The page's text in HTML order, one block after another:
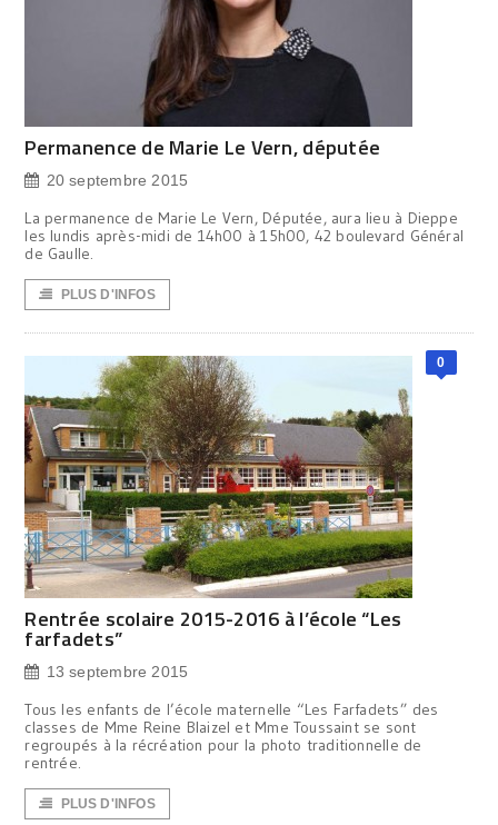
Permanence de Marie Le Vern, députée
20 septembre 2015
La permanence de Marie Le Vern, Députée, aura lieu à Dieppe
les lundis après-midi de 14h00 à 15h00, 42 boulevard Général
de Gaulle.
PLUS D'INFOS
0
Rentrée scolaire 2015-2016 à l’école “Les
farfadets”
13 septembre 2015
Tous les enfants de l’école maternelle “Les Farfadets” des
classes de Mme Reine Blaizel et Mme Toussaint se sont
regroupés à la récréation pour la photo traditionnelle de
rentrée.
PLUS D'INFOS